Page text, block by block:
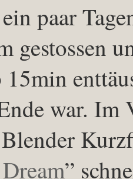
paar
gestossen
war. Im
”